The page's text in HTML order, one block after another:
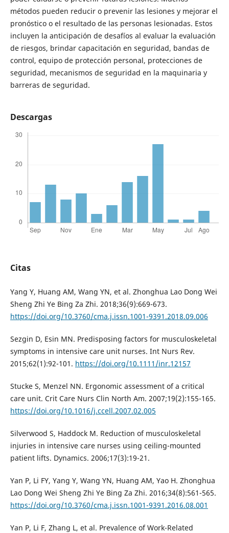
métodos pueden reducir o prevenir las lesiones y mejorar el
pronóstico o el resultado de las personas lesionadas. Estos
incluyen la anticipación de desafíos al evaluar la evaluación
de riesgos, brindar capacitación en seguridad, bandas de
control, equipo de protección personal, protecciones de
seguridad, mecanismos de seguridad en la maquinaria y
barreras de seguridad.
Descargas
Citas
Yang Y, Huang AM, Wang YN, et al. Zhonghua Lao Dong Wei
Sheng Zhi Ye Bing Za Zhi. 2018;36(9):669-673.
https://doi.org/10.3760/cma.j.issn.1001-9391.2018.09.006
Sezgin D, Esin MN. Predisposing factors for musculoskeletal
symptoms in intensive care unit nurses. Int Nurs Rev.
2015;62(1):92-101. https://doi.org/10.1111/inr.12157
Stucke S, Menzel NN. Ergonomic assessment of a critical
care unit. Crit Care Nurs Clin North Am. 2007;19(2):155-165.
https://doi.org/10.1016/j.ccell.2007.02.005
Silverwood S, Haddock M. Reduction of musculoskeletal
injuries in intensive care nurses using ceiling-mounted
patient lifts. Dynamics. 2006;17(3):19-21.
Yan P, Li FY, Yang Y, Wang YN, Huang AM, Yao H. Zhonghua
Lao Dong Wei Sheng Zhi Ye Bing Za Zhi. 2016;34(8):561-565.
https://doi.org/10.3760/cma.j.issn.1001-9391.2016.08.001
Yan P, Li F, Zhang L, et al. Prevalence of Work-Related